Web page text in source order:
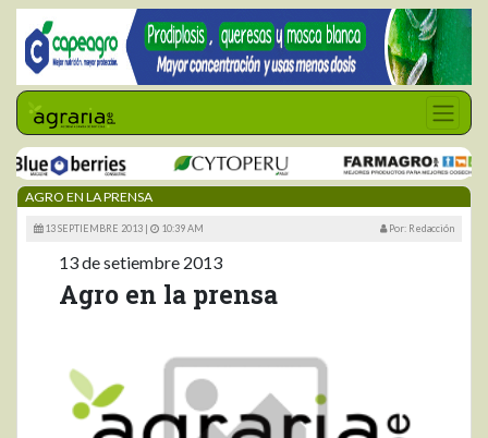
AGRO EN LA PRENSA
13 SEPTIEMBRE 2013 | 10:39 AM Por: Redacción
13 de setiembre 2013
Agro en la prensa